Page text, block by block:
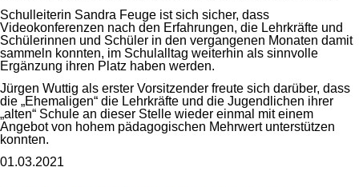
Schulleiterin Sandra Feuge ist sich sicher, dass
Videokonferenzen nach den Erfahrungen, die Lehrkräfte und
Schülerinnen und Schüler in den vergangenen Monaten damit
sammeln konnten, im Schulalltag weiterhin als sinnvolle
Ergänzung ihren Platz haben werden.
Jürgen Wuttig als erster Vorsitzender freute sich darüber, dass
die „Ehemaligen“ die Lehrkräfte und die Jugendlichen ihrer
„alten“ Schule an dieser Stelle wieder einmal mit einem
Angebot von hohem pädagogischen Mehrwert unterstützen
konnten.
01.03.2021